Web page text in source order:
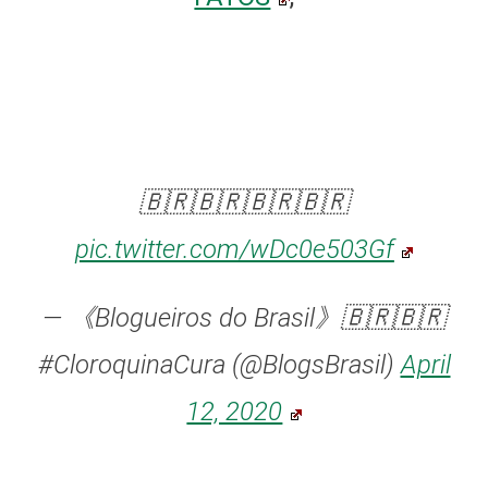
🇧🇷🇧🇷🇧🇷🇧🇷
pic.twitter.com/wDc0e503Gf
— 《Blogueiros do Brasil》🇧🇷🇧🇷
#CloroquinaCura (@BlogsBrasil)April
12, 2020